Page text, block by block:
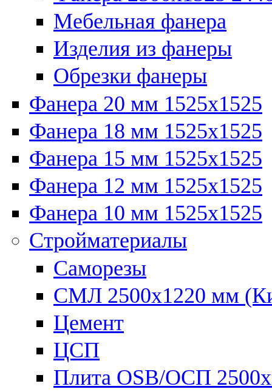
Мебельная фанера
Изделия из фанеры
Обрезки фанеры
Фанера 20 мм 1525х1525
Фанера 18 мм 1525х1525
Фанера 15 мм 1525х1525
Фанера 12 мм 1525х1525
Фанера 10 мм 1525х1525
Стройматериалы
Саморезы
СМЛ 2500х1220 мм
Цемент
ЦСП
Плита OSB/ОСП